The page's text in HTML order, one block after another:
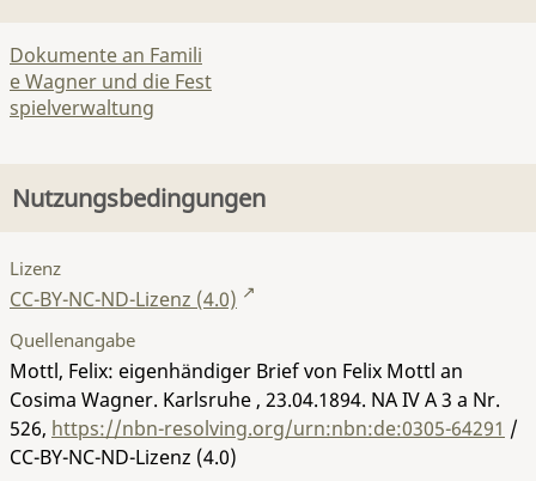
Dokumente an Famili
e Wagner und die Fest
spielverwaltung
Nutzungsbedingungen
Lizenz
CC-BY-NC-ND-Lizenz (4.0)
Quellenangabe
Mottl, Felix: eigenhändiger Brief von Felix Mottl an
Cosima Wagner. Karlsruhe , 23.04.1894. NA IV A 3 a Nr.
526, https://nbn-resolving.org/urn:nbn:de:0305-64291 /
CC-BY-NC-ND-Lizenz (4.0)